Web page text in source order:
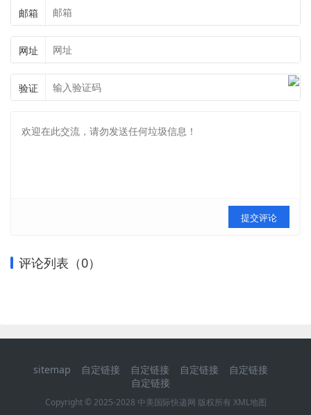
邮箱
网址
验证
提交评论
评论列表（0）
sitemap 自定链接 自定链接 自定链接
自定链接
自定链接
Copyright © 2025-2028 中美国际快递网 版权所有 XML地图